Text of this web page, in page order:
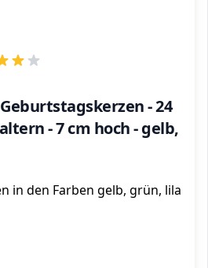
- 24
- 7 cm hoch - gelb,
in den Farben gelb, grün, lila